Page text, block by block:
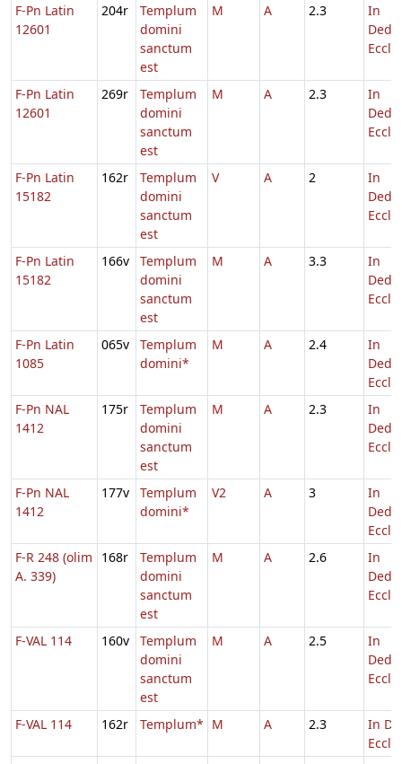
F-Pn Latin
12601
204r
Templum
domini
sanctum
est
M A 2.3
In
Eccl.
F-Pn Latin
12601
269r
Templum
domini
sanctum
est
M A 2.3
In
Eccl.
F-Pn Latin
15182
162r
Templum
domini
sanctum
est
V A 2
In
Eccl.
F-Pn Latin
15182
166v
Templum
domini
sanctum
est
M A 3.3
In
Eccl.
F-Pn Latin
1085
065v
Templum
domini*
M A 2.4
In
Eccl.
F-Pn NAL
1412
175r
Templum
domini
sanctum
est
M A 2.3
In
Eccl.
F-Pn NAL
1412
177v
Templum
domini*
V2 A 3
In
Eccl.
F-R 248 (olim
A. 339)
168r
Templum
domini
sanctum
est
M A 2.6
In
Eccl.
F-VAL 114 160v
Templum
domini
sanctum
est
M A 2.5
In
Eccl.
F-VAL 114 162r Templum* M A 2.3
In